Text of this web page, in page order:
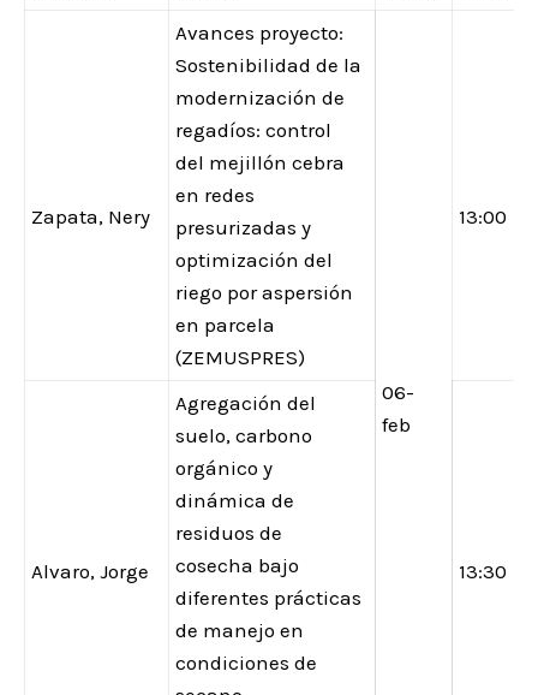
Zapata, Nery
Avances proyecto:
Sostenibilidad de la
modernización de
regadíos: control
del mejillón cebra
en redes
presurizadas y
optimización del
riego por aspersión
en parcela
(ZEMUSPRES)
06-
feb
13:00
Alvaro, Jorge
Agregación del
suelo, carbono
orgánico y
dinámica de
residuos de
cosecha bajo
diferentes prácticas
de manejo en
condiciones de
13:30